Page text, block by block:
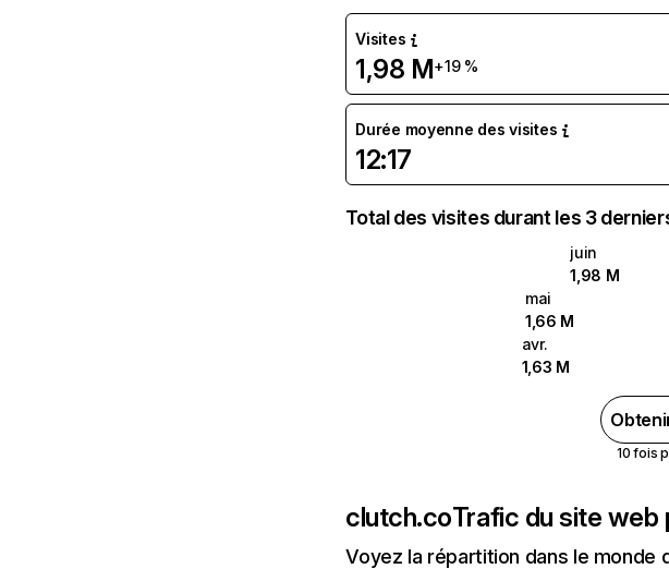
Visites
1,98 M+19 %
Durée moyenne des visites
12:17
Total des visites durant les 3
juin
1,98 M
mai
1,66 M
avr.
1,63 M
10 fois
clutch.coTrafic du site web
Voyez la répartition dans le